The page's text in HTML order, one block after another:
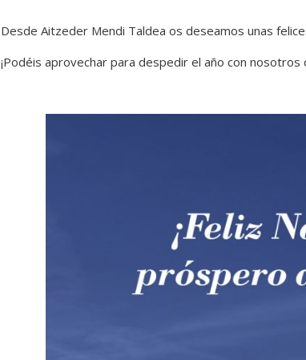
Desde Aitzeder Mendi Taldea os deseamos unas
¡Podéis aprovechar para despedir el año con nosotros